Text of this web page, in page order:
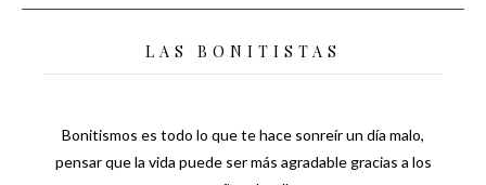
LAS BONITISTAS
Bonitismos es todo lo que te hace sonreír un día malo,
pensar que la vida puede ser más agradable gracias a los